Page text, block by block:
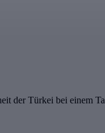
der Türkei bei einem